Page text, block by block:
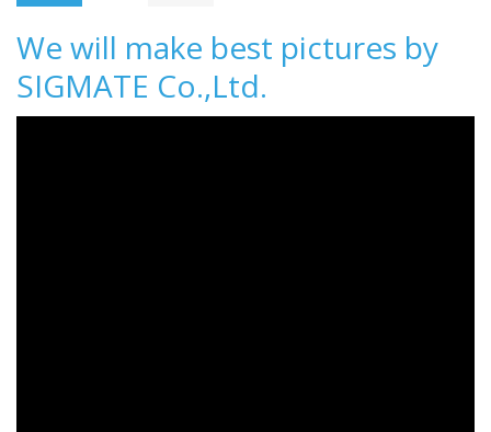
We will make best pictures by
SIGMATE Co.,Ltd.